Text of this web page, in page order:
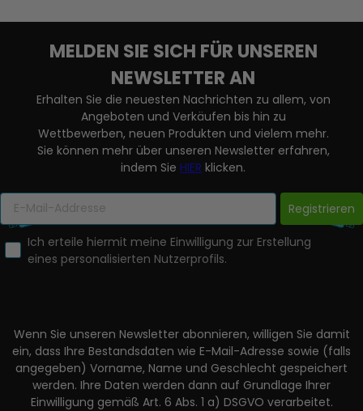
MELDEN SIE SICH FÜR UNSEREN
NEWSLETTER AN
Erhalten Sie die neuesten Nachrichten zu allem, von
Angeboten und Verkäufen bis hin zu
Wettbewerben, neuen Produkten und vielem mehr.
Sie können mehr über unseren Newsletter erfahren,
indem SieHIER klicken.
Registrieren
Ich erteile hiermit meine Einwilligung zur Erstellung
eines personalisierten Nutzerprofils.
Wenn Sie unseren Newsletter abonnieren, willigen Sie damit
ein, dass Ihre Bestandsdaten wie E-Mail-Adresse sowie (falls
angegeben) Vorname, Name und Geschlecht gespeichert
werden. Ihre Daten werden dann auf Grundlage Ihrer
Einwilligung gemäß Art. 6 Abs. 1 a) DSGVO verarbeitet.